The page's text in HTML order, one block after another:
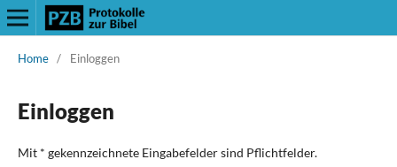
Home / Einloggen
Einloggen
Mit * gekennzeichnete Eingabefelder sind Pflichtfelder.